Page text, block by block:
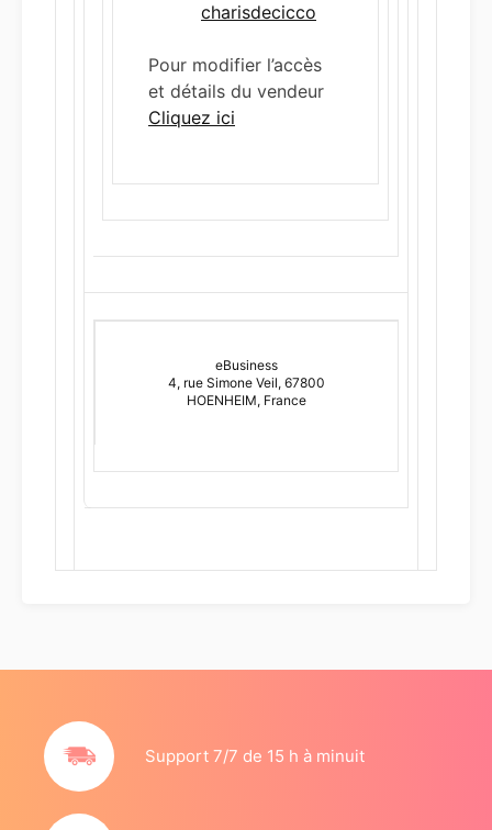
charisdecicco
Pour modifier l’accès
et détails du vendeur
Cliquez ici
eBusiness
4, rue Simone Veil, 67800
HOENHEIM, France
Support 7/7 de 15 h à minuit